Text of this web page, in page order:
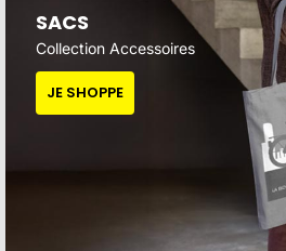
SACS
Collection Accessoires
JE SHOPPE